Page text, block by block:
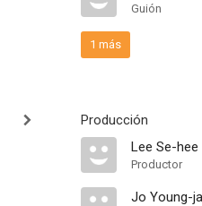
Guión
1 más
Producción
Lee Se-hee
Productor
Jo Young-